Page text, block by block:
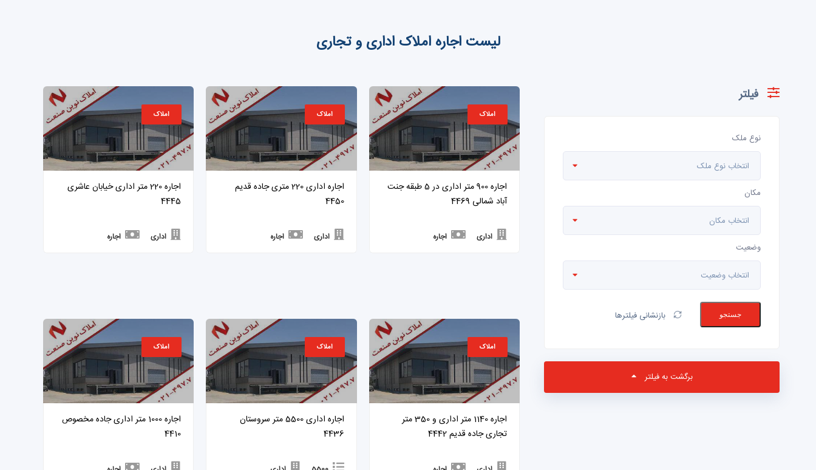
لیست اجاره املاک اداری و تجاری
فیلتر
نوع ملک
انتخاب نوع ملک
مکان
انتخاب مکان
وضعیت
انتخاب وضعیت
جستجو بازنشانی فیلترها
برگشت به فیلتر
املاک
اجاره 900 متر اداری در 5 طبقه جنت
آباد شمالی 4469
اداری اجاره
املاک
اجاره اداری 220 متری جاده قدیم
4450
اداری اجاره
املاک
اجاره 220 متر اداری خیابان عاشری
4445
اداری اجاره
املاک
اجاره 1140 متر اداری و 350 متر
تجاری جاده قدیم 4442
املاک
اجاره اداری 5500 متر سروستان
4436
املاک
اجاره 1000 متر اداری جاده مخصوص
4410